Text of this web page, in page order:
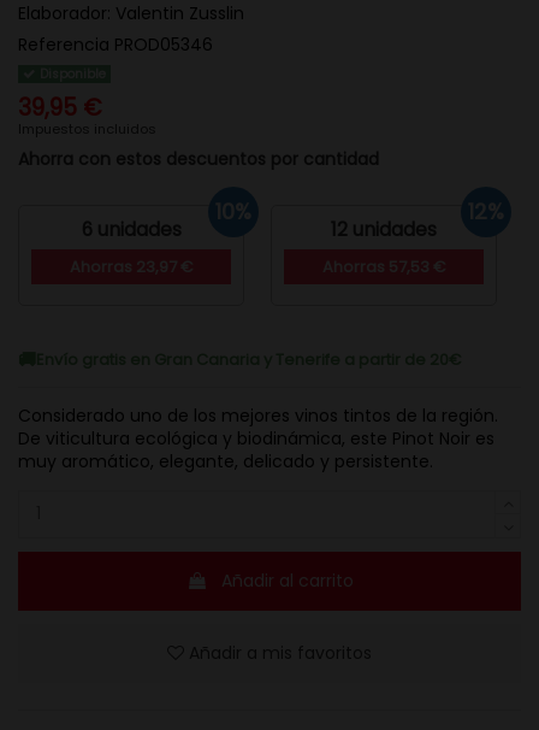
Elaborador: Valentin Zusslin
Referencia PROD05346
39,95 €
Impuestos incluidos
Ahorra con estos descuentos por cantidad
6 unidades
10%
12 unidades
12%
Considerado uno de los mejores vinos tintos de la región.
De viticultura ecológica y biodinámica, este Pinot Noir es
muy aromático, elegante, delicado y persistente.
Añadir al carrito